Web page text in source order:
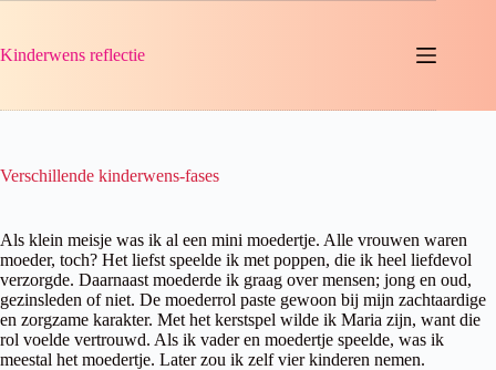
de
Kinderwens reflectie
Verschillende kinderwens-fases
Als klein meisje was ik al een mini moedertje. Alle vrouwen waren
moeder, toch? Het liefst speelde ik met poppen, die ik heel liefdevol
verzorgde. Daarnaast moederde ik graag over mensen; jong en oud,
gezinsleden of niet. De moederrol paste gewoon bij mijn zachtaardige
en zorgzame karakter. Met het kerstspel wilde ik Maria zijn, want die
rol voelde vertrouwd. Als ik vader en moedertje speelde, was ik
meestal het moedertje. Later zou ik zelf vier kinderen nemen.